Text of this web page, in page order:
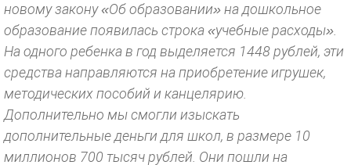
новому закону «Об образовании» на дошкольное
образование появилась строка «учебные расходы».
На одного ребенка в год выделяется 1448 рублей, эти
средства направляются на приобретение игрушек,
методических пособий и канцелярию.
Дополнительно мы смогли изыскать
дополнительные деньги для школ, в размере 10
миллионов 700 тысяч рублей. Они пошли на